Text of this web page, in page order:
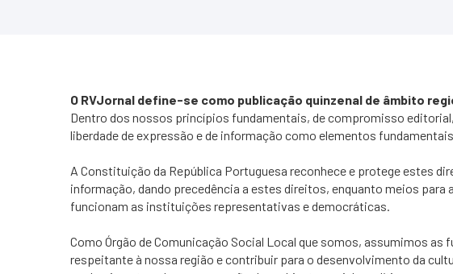
O RVJornal define-se como publicação quinzenal de âmbito
Dentro dos nossos princípios fundamentais, de compromisso
liberdade de expressão e de informação como elementos
A Constituição da República Portuguesa reconhece e protege estes
informação, dando precedência a estes direitos, enquanto meios para
funcionam as instituições representativas e democráticas.
Como Órgão de Comunicação Social Local que somos, assumimos
respeitante à nossa região e contribuir para o desenvolvimento da